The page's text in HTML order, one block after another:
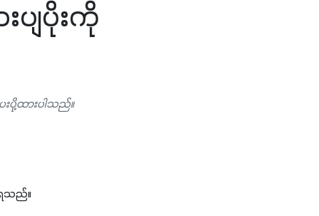
ျပိုးကို
းပို့ထားပါသည်။
သည်။